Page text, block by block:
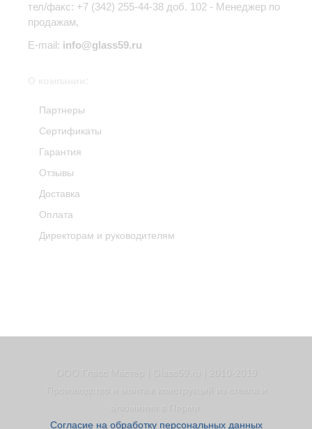
тел/факс: +7 (342) 255-44-38 доб. 102 - Менеджер по
продажам,
E-mail: info@glass59.ru
Партнеры
Сертификаты
Гарантия
Отзывы
Доставка
Оплата
Директорам и руководителям
ООО Гласс Мастер | Glass59.ru | 2010-2019
Производство и монтаж конструкций из стекла и
алюминия в Перми.
Согласие на обработку персональных данных